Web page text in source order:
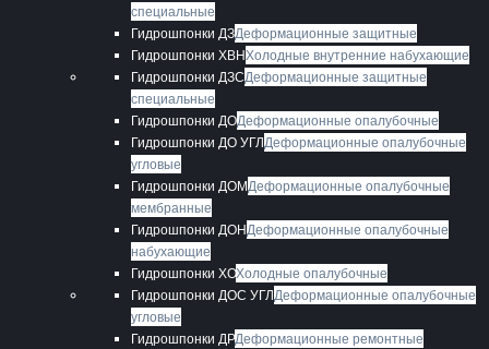
специальные
Гидрошпонки ДЗДеформационные защитные
Гидрошпонки ХВНХолодные внутренние набухающие
Гидрошпонки ДЗСДеформационные защитные
специальные
Гидрошпонки ДОДеформационные опалубочные
Гидрошпонки ДО УГЛДеформационные опалубочные
угловые
Гидрошпонки ДОМДеформационные опалубочные
мембранные
Гидрошпонки ДОНДеформационные опалубочные
набухающие
Гидрошпонки ХОХолодные опалубочные
Гидрошпонки ДОС УГЛДеформационные опалубочные
угловые
Гидрошпонки ДРДеформационные ремонтные